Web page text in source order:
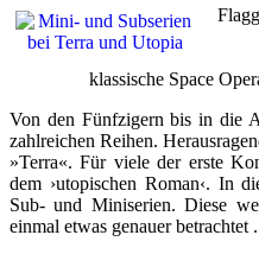
klassische Space
Von den Fünfzigern bis in die
zahlreichen Reihen.
»Terra«. Für viele der erste
dem ›utopischen Roman‹. In
Sub- und Miniserien. Diese
einmal etwas genauer betrachtet